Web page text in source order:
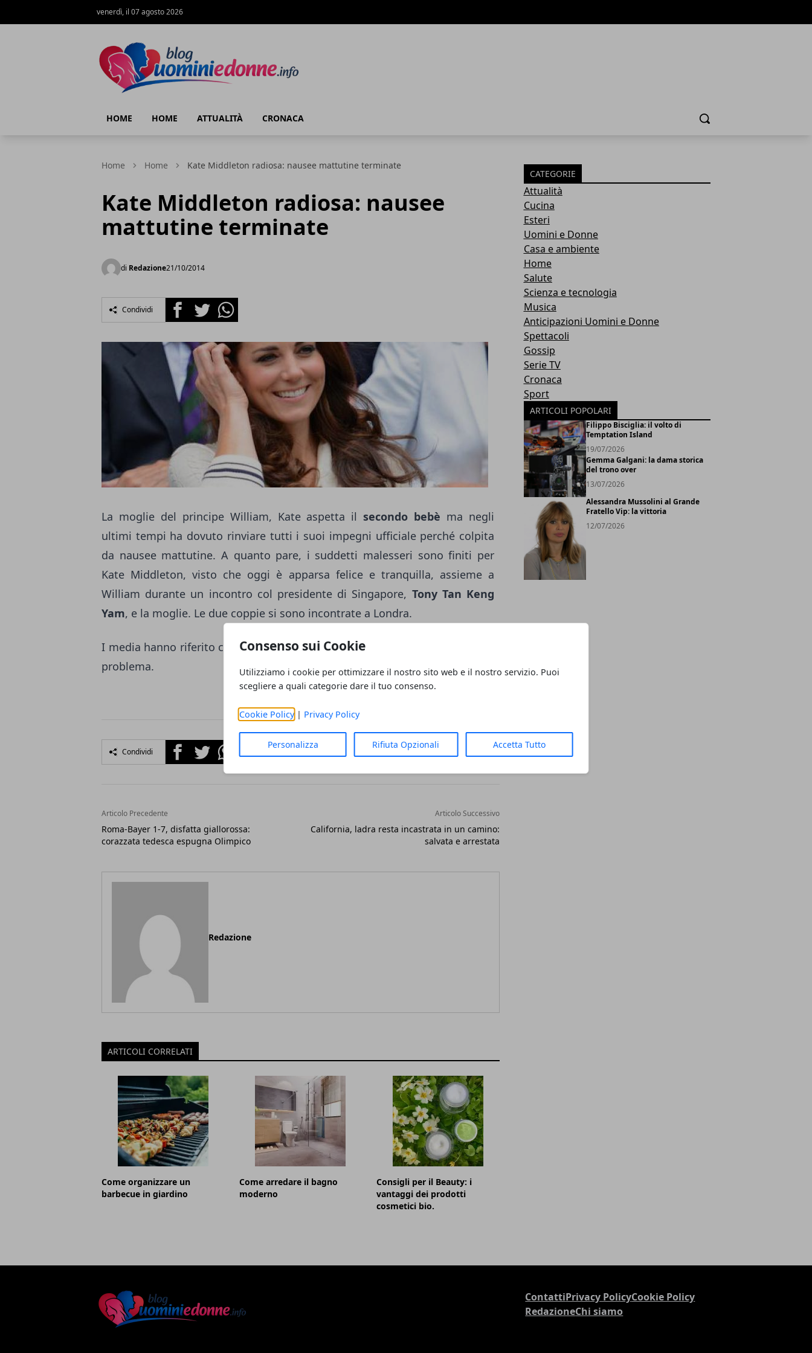
Consenso sui Cookie
Utilizziamo i cookie per ottimizzare il nostro sito web e il nostro servizio. Puoi
scegliere a quali categorie dare il tuo consenso.
Cookie Policy| Privacy Policy
Personalizza Rifiuta Opzionali Accetta Tutto
venerdì, il 07 agosto 2026
HOME HOME ATTUALITÀ CRONACA Cerca
Home Home Kate Middleton radiosa: nausee mattutine terminate
Kate Middleton radiosa: nausee
mattutine terminate
di Redazione21/10/2014
Condividi FacebookTwitterWhatsapp
La moglie del principe William, Kate aspetta ilsecondo bebè ma negli
ultimi tempi ha dovuto rinviare tutti i suoi impegni ufficiale perché colpita
da nausee mattutine. A quanto pare, i suddetti malesseri sono finiti per
Kate Middleton, visto che oggi è apparsa felice e tranquilla, assieme a
William durante un incontro col presidente di Singapore, Tony Tan Keng
Yam, e la moglie. Le due coppie si sono incontrate a Londra.
I media hanno riferito che Kate sta meglio ed ora può spostarsi senza alcun
problema.
Condividi FacebookTwitterWhatsapp
Articolo Precedente
Roma-Bayer 1-7, disfatta giallorossa:
corazzata tedesca espugna Olimpico
Articolo Successivo
California, ladra resta incastrata in un camino:
salvata e arrestata
Redazione
ARTICOLI CORRELATI
Come organizzare un
barbecue in giardino
Come arredare il bagno
moderno
Consigli per il Beauty: i
vantaggi dei prodotti
cosmetici bio.
CATEGORIE
Attualità
Cucina
Esteri
Uomini e Donne
Casa e ambiente
Home
Salute
Scienza e tecnologia
Musica
Anticipazioni Uomini e Donne
Spettacoli
Gossip
Serie TV
Cronaca
Sport
ARTICOLI POPOLARI
Filippo Bisciglia: il volto di
Temptation Island
19/07/2026
Gemma Galgani: la dama storica
del trono over
13/07/2026
Alessandra Mussolini al Grande
Fratello Vip: la vittoria
12/07/2026
ContattiPrivacy PolicyCookie Policy
RedazioneChi siamo